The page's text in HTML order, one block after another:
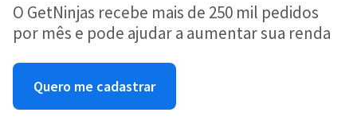
O GetNinjas recebe mais de 250 mil pedidos
por mês e pode ajudar a aumentar sua renda
Quero me cadastrar